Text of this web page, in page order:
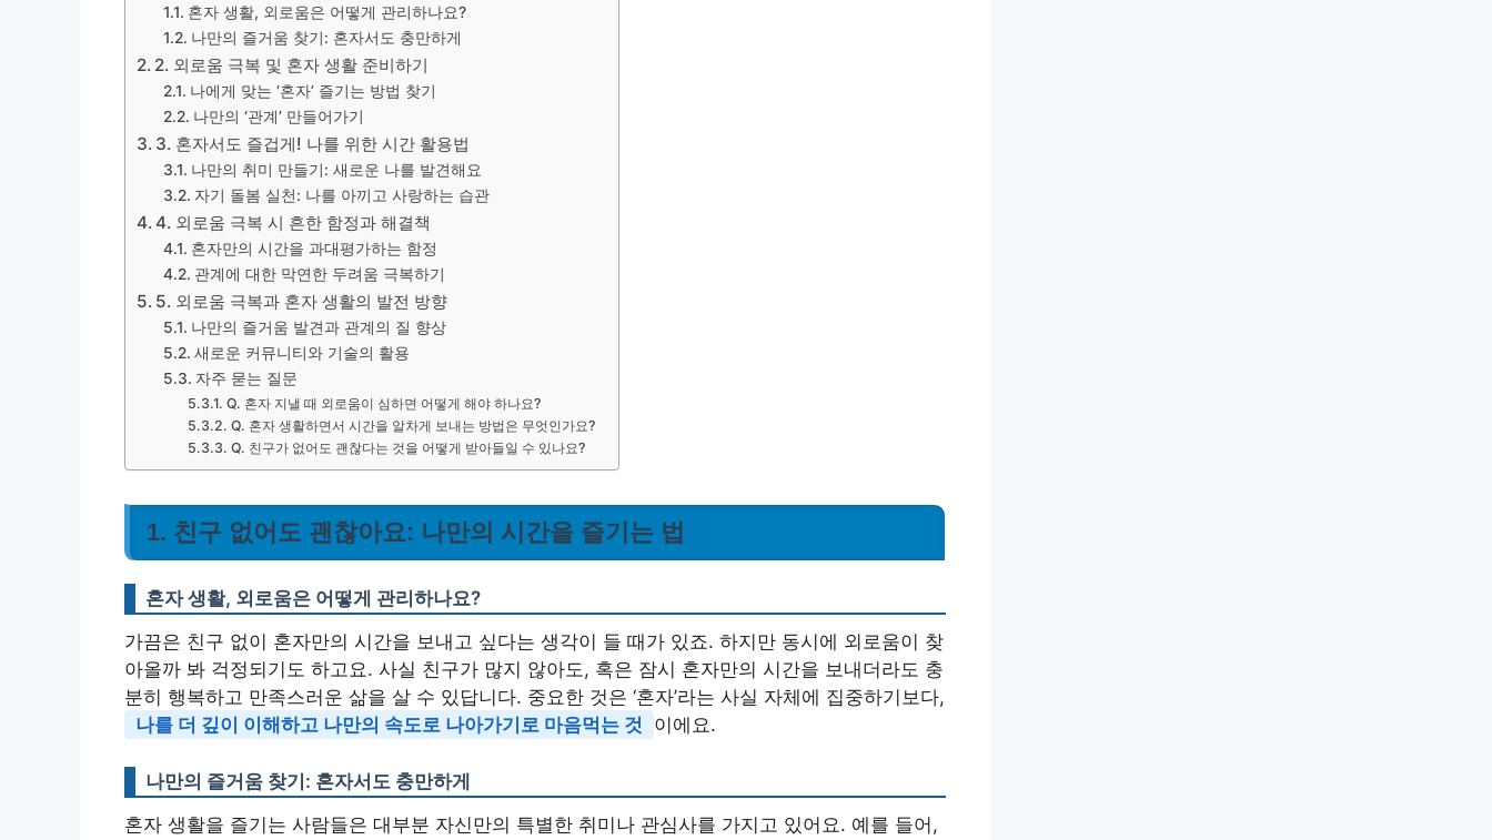
혼자 생활, 외로움은 어떻게 관리하나요?
나만의 즐거움 찾기: 혼자서도 충만하게
2. 외로움 극복 및 혼자 생활 준비하기
나에게 맞는 ‘혼자’ 즐기는 방법 찾기
나만의 ‘관계’ 만들어가기
3. 혼자서도 즐겁게! 나를 위한 시간 활용법
나만의 취미 만들기: 새로운 나를 발견해요
자기 돌봄 실천: 나를 아끼고 사랑하는 습관
4. 외로움 극복 시 흔한 함정과 해결책
혼자만의 시간을 과대평가하는 함정
관계에 대한 막연한 두려움 극복하기
5. 외로움 극복과 혼자 생활의 발전 방향
나만의 즐거움 발견과 관계의 질 향상
새로운 커뮤니티와 기술의 활용
자주 묻는 질문
Q. 혼자 지낼 때 외로움이 심하면 어떻게 해야 하나요?
Q. 혼자 생활하면서 시간을 알차게 보내는 방법은 무엇인가요?
Q. 친구가 없어도 괜찮다는 것을 어떻게 받아들일 수 있나요?
1. 친구 없어도 괜찮아요: 나만의 시간을 즐기는 법
혼자 생활, 외로움은 어떻게 관리하나요?
가끔은 친구 없이 혼자만의 시간을 보내고 싶다는 생각이 들 때가 있죠. 하지만 동시에 외로움이 찾
아올까 봐 걱정되기도 하고요. 사실 친구가 많지 않아도, 혹은 잠시 혼자만의 시간을 보내더라도 충
분히 행복하고 만족스러운 삶을 살 수 있답니다. 중요한 것은 ‘혼자’라는 사실 자체에 집중하기보다,
나를 더 깊이 이해하고 나만의 속도로 나아가기로 마음먹는 것
이에요.
나만의 즐거움 찾기: 혼자서도 충만하게
혼자 생활을 즐기는 사람들은 대부분 자신만의 특별한 취미나 관심사를 가지고 있어요. 예를 들어,